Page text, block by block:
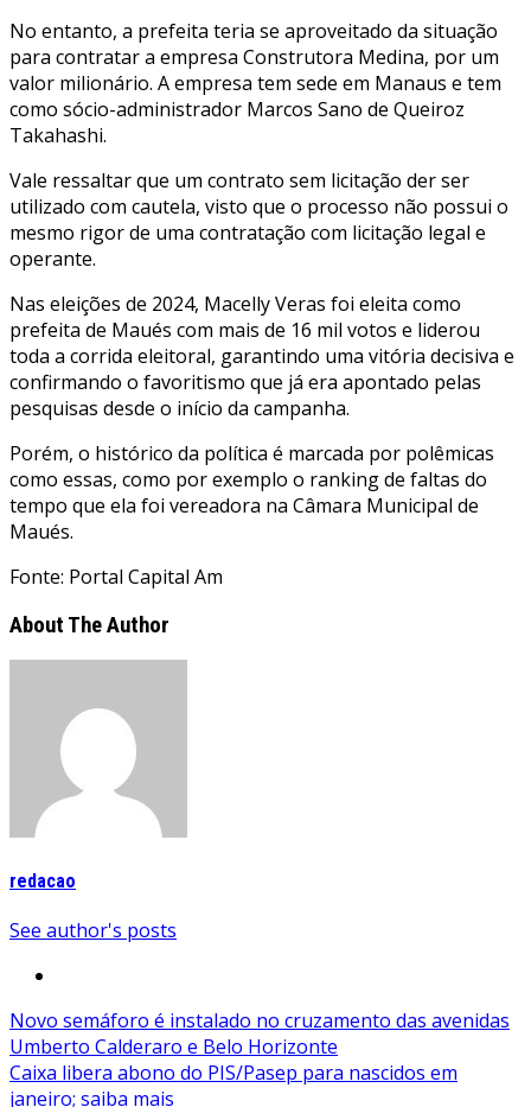
No entanto, a prefeita teria se aproveitado da situação
para contratar a empresa Construtora Medina, por um
valor milionário. A empresa tem sede em Manaus e tem
como sócio-administrador Marcos Sano de Queiroz
Takahashi.
Vale ressaltar que um contrato sem licitação der ser
utilizado com cautela, visto que o processo não possui o
mesmo rigor de uma contratação com licitação legal e
operante.
Nas eleições de 2024, Macelly Veras foi eleita como
prefeita de Maués com mais de 16 mil votos e liderou
toda a corrida eleitoral, garantindo uma vitória decisiva e
confirmando o favoritismo que já era apontado pelas
pesquisas desde o início da campanha.
Porém, o histórico da política é marcada por polêmicas
como essas, como por exemplo o ranking de faltas do
tempo que ela foi vereadora na Câmara Municipal de
Maués.
Fonte: Portal Capital Am
About The Author
redacao
See author's posts
Navegação
de
Post
Novo semáforo é instalado no cruzamento das avenidas
Umberto Calderaro e Belo Horizonte
Caixa libera abono do PIS/Pasep para nascidos em
janeiro; saiba mais